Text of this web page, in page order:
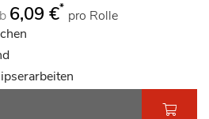
6,09 €* pro Rolle